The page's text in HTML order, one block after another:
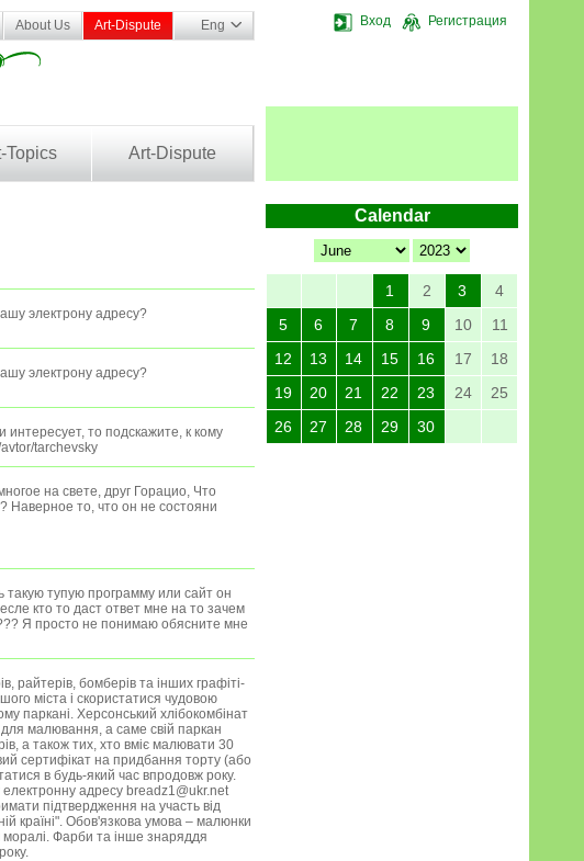
Вход Регистрация
About Us Art-Dispute Eng
Topics Art-Dispute
Calendar
1 2 3
4
5
6 7 8 9 10
11
12
13 14 15 16 17
18
19
20 21 22 23 24
25
26
27 28 29 30
электрону адресу?
электрону адресу?
то подскажите, к кому
tarchevsky
на свете, друг Горацио, Что
Наверное то, что он не состояни
тупую программу или сайт он
кто то даст ответ мне на то зачем
Я просто не понимаю обясните мне
райтерів, бомберів та інших графіті-
міста і скористатися чудовою
паркані. Херсонський хлібокомбінат
для малювання, а саме свій паркан
а також тих, хто вміє малювати 30
сертифікат на придбання торту (або
в будь-який час впродовж року.
електронну адресу breadz1@ukr.net
підтвердження на участь від
країні". Обов'язкова умова – малюнки
моралі. Фарби та інше знаряддя